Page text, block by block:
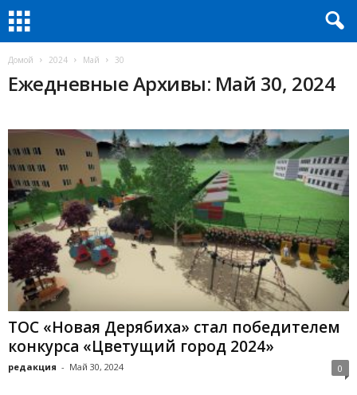
Домой 2024 Май 30
Ежедневные Архивы: Май 30, 2024
ТОС «Новая Дерябиха» стал победителем
конкурса «Цветущий город 2024»
редакция - Май 30, 2024 0